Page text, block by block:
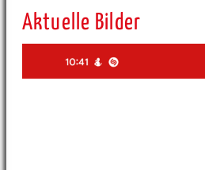
Aktuelle Bilder